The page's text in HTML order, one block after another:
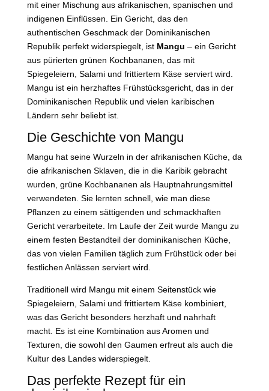
mit einer Mischung aus afrikanischen, spanischen und
indigenen Einflüssen. Ein Gericht, das den
authentischen Geschmack der Dominikanischen
Republik perfekt widerspiegelt, ist Mangu – ein Gericht
aus pürierten grünen Kochbananen, das mit
Spiegeleiern, Salami und frittiertem Käse serviert wird.
Mangu ist ein herzhaftes Frühstücksgericht, das in der
Dominikanischen Republik und vielen karibischen
Ländern sehr beliebt ist.
Die Geschichte von Mangu
Mangu hat seine Wurzeln in der afrikanischen Küche, da
die afrikanischen Sklaven, die in die Karibik gebracht
wurden, grüne Kochbananen als Hauptnahrungsmittel
verwendeten. Sie lernten schnell, wie man diese
Pflanzen zu einem sättigenden und schmackhaften
Gericht verarbeitete. Im Laufe der Zeit wurde Mangu zu
einem festen Bestandteil der dominikanischen Küche,
das von vielen Familien täglich zum Frühstück oder bei
festlichen Anlässen serviert wird.
Traditionell wird Mangu mit einem Seitenstück wie
Spiegeleiern, Salami und frittiertem Käse kombiniert,
was das Gericht besonders herzhaft und nahrhaft
macht. Es ist eine Kombination aus Aromen und
Texturen, die sowohl den Gaumen erfreut als auch die
Kultur des Landes widerspiegelt.
Das perfekte Rezept für ein